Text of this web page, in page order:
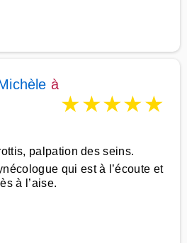
à
★★★★★
palpation des seins.
qui est à l’écoute et
à l’aise.